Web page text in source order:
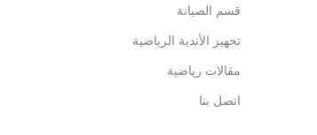
قسم الصيانة
تجهيز الأندية الرياضية
مقالات رياضية
اتصل بنا